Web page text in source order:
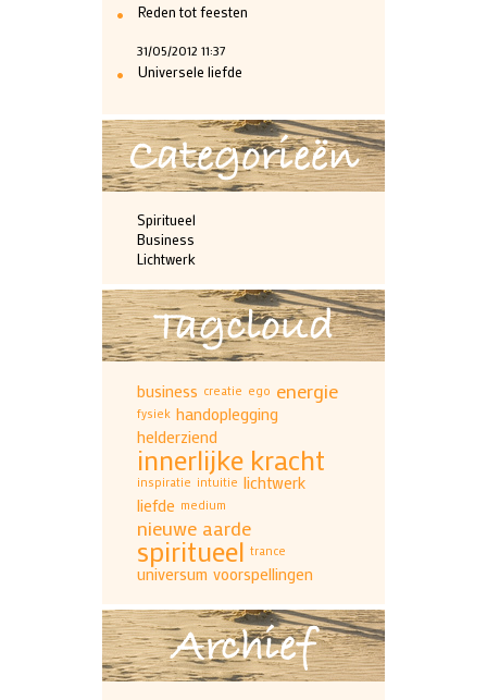
• Reden tot feesten
31/05/2012 11:37
• Universele liefde
Categorieën
Spiritueel
Business
Lichtwerk
Tagcloud
business creatie ego energie
fysiek handoplegging
helderziend
innerlijke kracht
inspiratie intuitie lichtwerk
liefde medium
nieuwe aarde
spiritueel trance
universum voorspellingen
Archief